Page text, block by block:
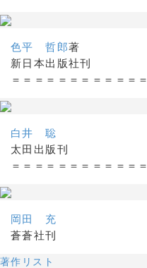
色平 哲郎著
新日本出版社刊
＝＝＝＝＝＝＝＝＝＝＝＝
白井 聡
太田出版刊
＝＝＝＝＝＝＝＝＝＝＝＝
岡田 充
蒼蒼社刊
著作リスト